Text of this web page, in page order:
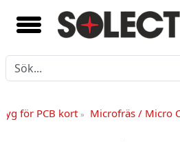
för PCB kort » Microfräs / Micro